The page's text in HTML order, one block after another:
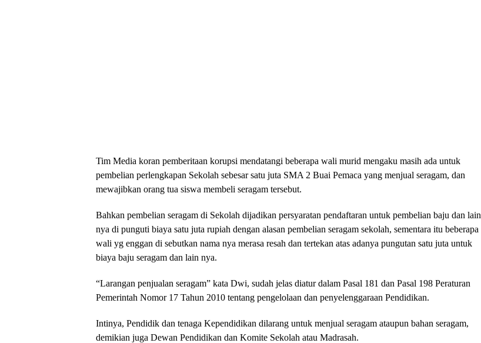
Tim Media koran pemberitaan korupsi mendatangi beberapa wali murid mengaku masih ada untuk
pembelian perlengkapan Sekolah sebesar satu juta SMA 2 Buai Pemaca yang menjual seragam, dan
mewajibkan orang tua siswa membeli seragam tersebut.
Bahkan pembelian seragam di Sekolah dijadikan persyaratan pendaftaran untuk pembelian baju dan lain
nya di punguti biaya satu juta rupiah dengan alasan pembelian seragam sekolah, sementara itu beberapa
wali yg enggan di sebutkan nama nya merasa resah dan tertekan atas adanya pungutan satu juta untuk
biaya baju seragam dan lain nya.
“Larangan penjualan seragam” kata Dwi, sudah jelas diatur dalam Pasal 181 dan Pasal 198 Peraturan
Pemerintah Nomor 17 Tahun 2010 tentang pengelolaan dan penyelenggaraan Pendidikan.
Intinya, Pendidik dan tenaga Kependidikan dilarang untuk menjual seragam ataupun bahan seragam,
demikian juga Dewan Pendidikan dan Komite Sekolah atau Madrasah.